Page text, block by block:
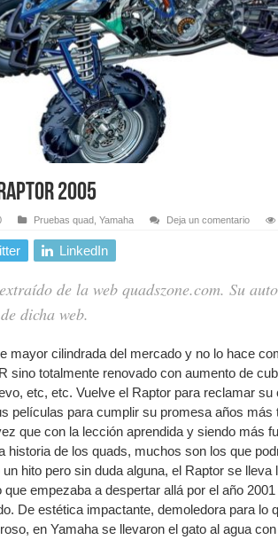
2005
Pruebas quad Yamaha Deja un comentario
LinkedIn
de la web quadszone.com. Su
dicha web.
mayor cilindrada del mercado y no lo hace
sino totalmente renovado con aumento de
etc, etc. Vuelve el Raptor para reclamar su
películas para cumplir su promesa años
que con la lección aprendida y siendo más
historia de los quads, muchos son los que
hito pero sin duda alguna, el Raptor se lleva
empezaba a despertar allá por el año
De estética impactante, demoledora para lo
en Yamaha se llevaron el gato al agua